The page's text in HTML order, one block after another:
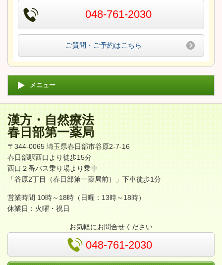
048-761-2030
ご質問・ご予約はこちら
メニュー
漢方・自然療法
春日部第一薬局
〒344-0065 埼玉県春日部市谷原2-7-16
春日部駅西口より徒歩15分
西口２番バス乗り場より乗車
「谷原2丁目（春日部第一薬局前）」下車徒歩1分
営業時間 10時～18時（日曜：13時～18時）
休業日：火曜・祝日
お気軽にお問合せください
048-761-2030